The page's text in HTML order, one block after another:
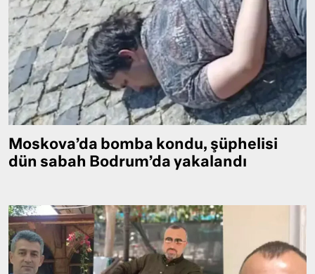
Moskova’da bomba kondu, şüphelisi
dün sabah Bodrum’da yakalandı